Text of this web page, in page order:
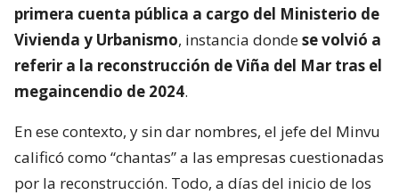
primera cuenta pública a cargo del Ministerio de
Vivienda y Urbanismo, instancia dondese volvió a
referir a la reconstrucción de Viña del Mar tras el
megaincendio de 2024.
En ese contexto, y sin dar nombres, el jefe del Minvu
calificó como “chantas” a las empresas cuestionadas
por la reconstrucción. Todo, a días del inicio de los